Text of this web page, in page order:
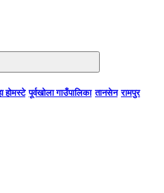
होमस्टे पूर्वखोला गाउँपालिका तानसेन रामपुर